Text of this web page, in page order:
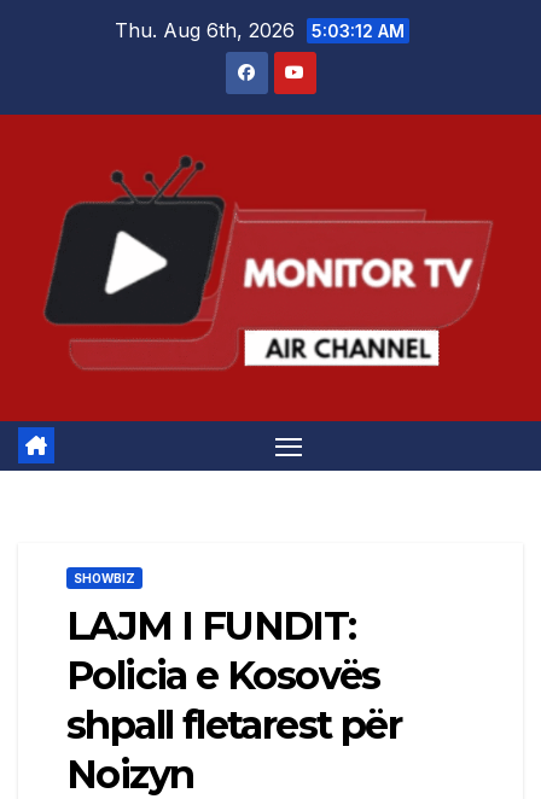
Thu. Aug 6th, 2026 5:03:12 AM
SHOWBIZ
LAJM I FUNDIT:
Policia e Kosovës
shpall fletarest për
Noizyn